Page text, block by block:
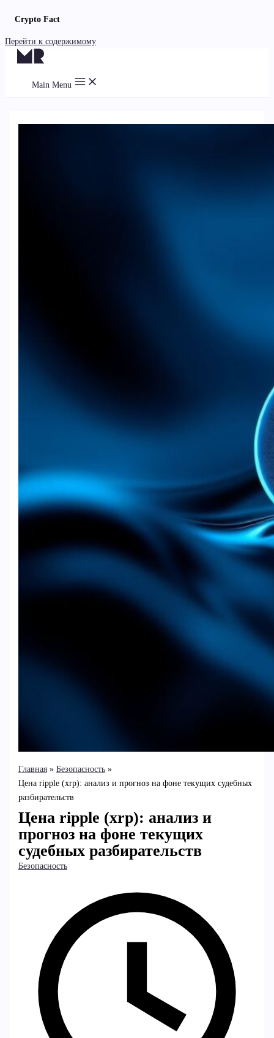
Crypto Fact
Перейти к содержимому
Main Menu
Главная
Безопасность
Цена ripple (xrp): анализ и прогноз на фоне текущих судебных
разбирательств
Цена ripple (xrp): анализ и
прогноз на фоне текущих
судебных разбирательств
Безопасность